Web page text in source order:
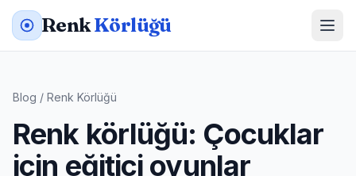
RenkKörlüğü
Blog / Renk Körlüğü
Renk körlüğü: Çocuklar
için eğitici oyunlar